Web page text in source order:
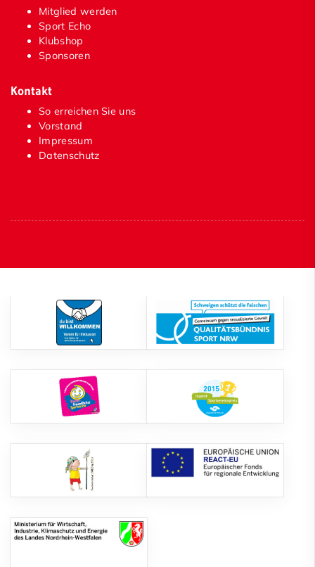
Mitglied werden
Sport Echo
Klubshop
Sponsoren
Kontakt
So erreichen Sie uns
Vorstand
Impressum
Datenschutz
Konzept Schwimmausbildung
Vorraussetzungen, Anmeldeverfahren &
Wartelisten
inklusive Mannschaft
Allgemeines
Nordic Walking
Tischtennis
Volleyball
Sponsoren
Unser Service